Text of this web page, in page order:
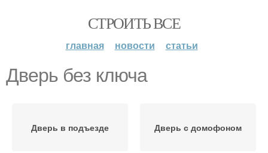
СТРОИТЬ ВСЕ
главная новости статьи
Дверь без ключа
Дверь в подъезде Дверь с домофоном